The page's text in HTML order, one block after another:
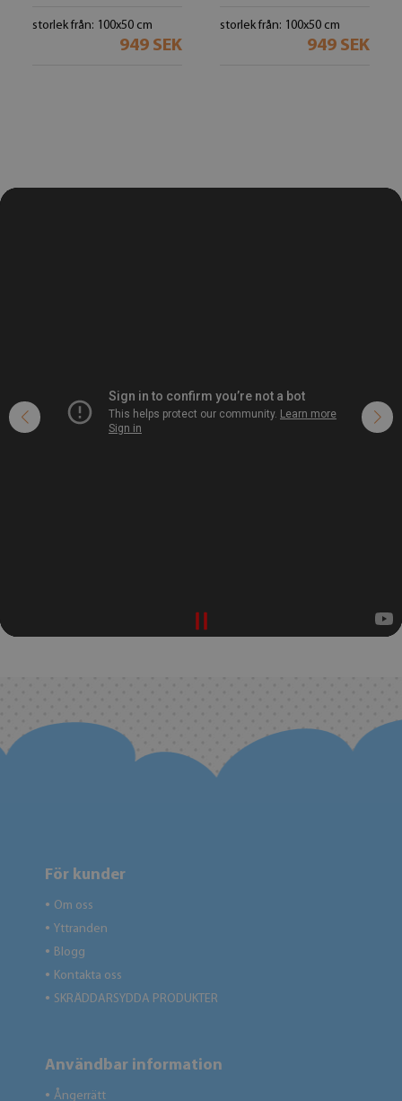
storlek från: 100x50 cm
949 SEK
storlek från: 100x50 cm
949 SEK
För kunder
● Om oss
● Yttranden
● Blogg
● Kontakta oss
● SKRÄDDARSYDDA PRODUKTER
Användbar information
● Ångerrätt